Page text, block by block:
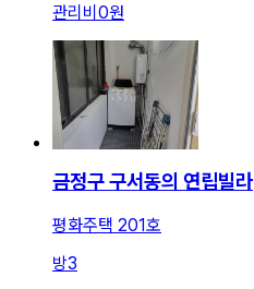
관리비 0원
금정구 구서동의 연립빌라
평화주택 201호
방3